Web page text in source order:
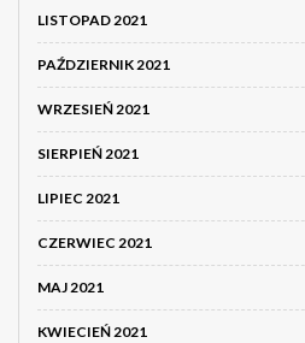
LISTOPAD 2021
PAŹDZIERNIK 2021
WRZESIEŃ 2021
SIERPIEŃ 2021
LIPIEC 2021
CZERWIEC 2021
MAJ 2021
KWIECIEŃ 2021